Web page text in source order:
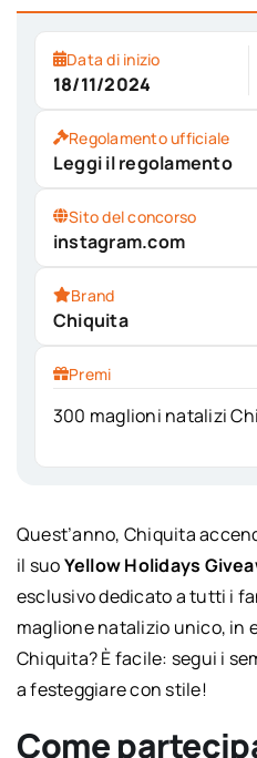
Data di inizio
18/11/2024
Regolamento ufficiale
Leggi il regolamento
Sito del concorso
instagram.com
Brand
Chiquita
Premi
300 maglioni natalizi
Quest’anno, Chiquita
il suoYellow Holidays
esclusivo dedicato a tutti i
maglione natalizio unico, in
Chiquita? È facile: segui i
a festeggiare con stile!
Come